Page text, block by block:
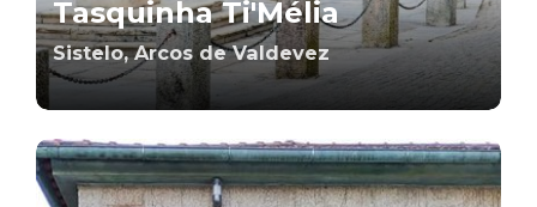
Tasquinha Ti'Mélia
Sistelo, Arcos de Valdevez